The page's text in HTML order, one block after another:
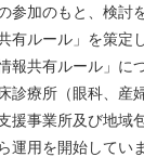
参加のもと、検討
有ルール」を策定
報共有ルール」に
診療所（眼科、産
援事業所及び地域
運用を開始していま